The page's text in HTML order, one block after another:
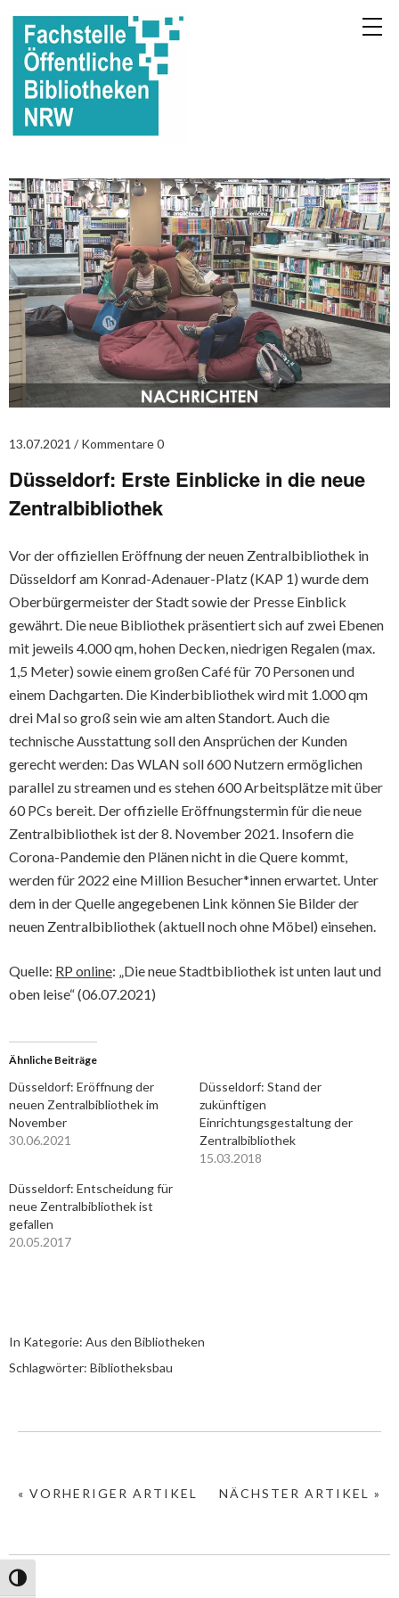
Umschalten auf hohe Kontraste
13.07.2021 Kommentare 0
Düsseldorf: Erste Einblicke in die neue
Zentralbibliothek
Vor der offiziellen Eröffnung der neuen Zentralbibliothek in
Düsseldorf am Konrad-Adenauer-Platz (KAP 1) wurde dem
Oberbürgermeister der Stadt sowie der Presse Einblick
gewährt. Die neue Bibliothek präsentiert sich auf zwei Ebenen
mit jeweils 4.000 qm, hohen Decken, niedrigen Regalen (max.
1,5 Meter) sowie einem großen Café für 70 Personen und
einem Dachgarten. Die Kinderbibliothek wird mit 1.000 qm
drei Mal so groß sein wie am alten Standort. Auch die
technische Ausstattung soll den Ansprüchen der Kunden
gerecht werden: Das WLAN soll 600 Nutzern ermöglichen
parallel zu streamen und es stehen 600 Arbeitsplätze mit über
60 PCs bereit. Der offizielle Eröffnungstermin für die neue
Zentralbibliothek ist der 8. November 2021. Insofern die
Corona-Pandemie den Plänen nicht in die Quere kommt,
werden für 2022 eine Million Besucher*innen erwartet. Unter
dem in der Quelle angegebenen Link können Sie Bilder der
neuen Zentralbibliothek (aktuell noch ohne Möbel) einsehen.
Quelle: RP online: „Die neue Stadtbibliothek ist unten laut und
oben leise“ (06.07.2021)
Ähnliche Beiträge
Düsseldorf: Eröffnung der
neuen Zentralbibliothek im
November
30.06.2021
Düsseldorf: Stand der
zukünftigen
Einrichtungsgestaltung der
Zentralbibliothek
15.03.2018
Düsseldorf: Entscheidung für
neue Zentralbibliothek ist
gefallen
20.05.2017
In Kategorie: Aus den Bibliotheken
Schlagwörter: Bibliotheksbau
NÄCHSTER ARTIKEL »
« VORHERIGER ARTIKEL